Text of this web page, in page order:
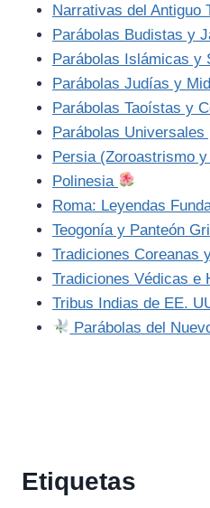
Narrativas del Antiguo
Parábolas Budistas y
Parábolas Islámicas y
Parábolas Judías y
Parábolas Taoístas y
Parábolas
Persia (Zoroastrismo
Polinesia
Roma: Leyendas
Teogonía y Panteón
Tradiciones Coreanas
Tradiciones Védicas e
Tribus Indias de EE.
Parábolas del
Etiquetas